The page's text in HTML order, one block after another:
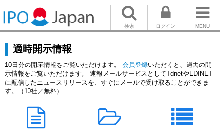
MENU
ログイン
検索
適時開示情報
10日分の開示情報をご覧いただけます。 会員登録いただくと、過去の開
示情報をご覧いただけます。 速報メールサービスとしてTdnetやEDINET
に配信したニュースリリースを、すぐにメールで受け取ることができま
す。（10社／無料）